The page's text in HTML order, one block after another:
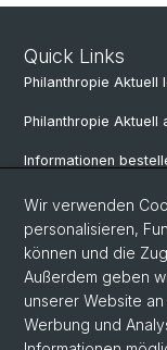
Quick Links
Philanthropie Aktuell
Philanthropie Aktuell
Informationen
Anmelden für
Social Media
Wir verwenden
personalisieren,
können und die
Außerdem geben
unserer Website
Werbung und